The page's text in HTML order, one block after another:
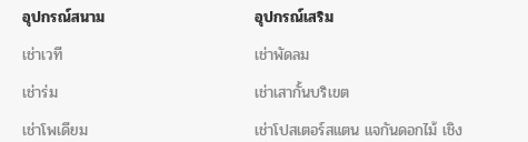
อุปกรณ์สนาม
เช่าเวที
เช่าร่ม
เช่าโพเดียม
อุปกรณ์เสริม
เช่าพัดลม
เช่าเสากั้นบริเขต
เช่าโปสเตอร์สแตน แจกันดอกไม้ เชิง